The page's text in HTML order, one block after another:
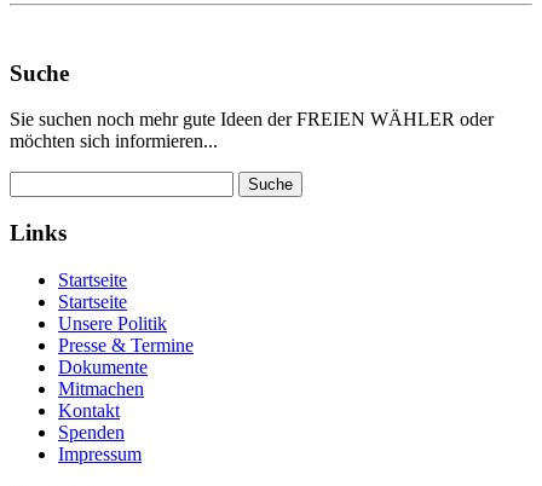
Suche
Sie suchen noch mehr gute Ideen der FREIEN WÄHLER oder
möchten sich informieren...
Links
Startseite
Startseite
Unsere Politik
Presse & Termine
Dokumente
Mitmachen
Kontakt
Spenden
Impressum